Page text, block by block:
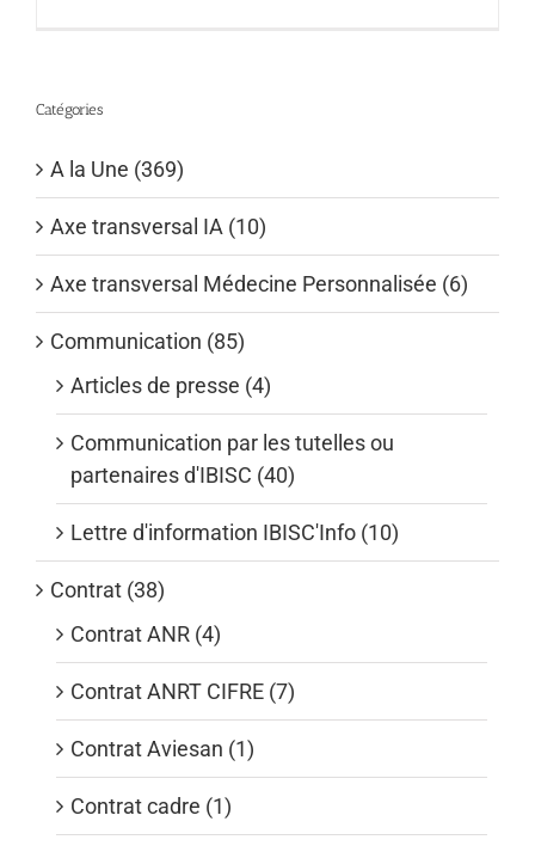
Catégories
A la Une (369)
Axe transversal IA (10)
Axe transversal Médecine Personnalisée (6)
Communication (85)
Articles de presse (4)
Communication par les tutelles ou
partenaires d'IBISC (40)
Lettre d'information IBISC'Info (10)
Contrat (38)
Contrat ANR (4)
Contrat ANRT CIFRE (7)
Contrat Aviesan (1)
Contrat cadre (1)